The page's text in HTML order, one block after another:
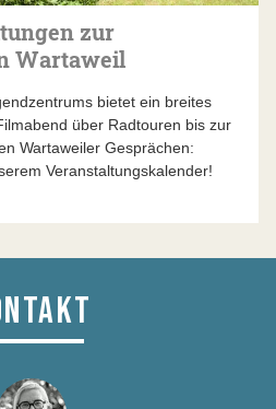
zur
Wartaweil
bietet ein breites
über Radtouren bis zur
Wartaweiler Gesprächen:
Veranstaltungskalender!